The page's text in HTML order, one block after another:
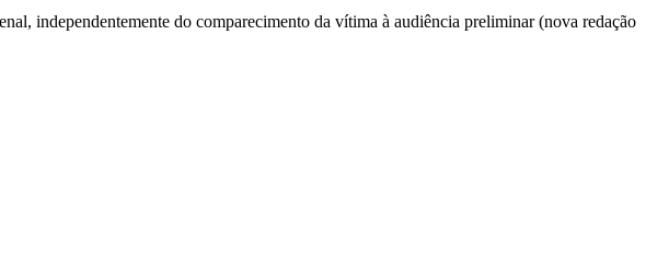
independentemente do comparecimento da vítima à audiência preliminar (nova redação